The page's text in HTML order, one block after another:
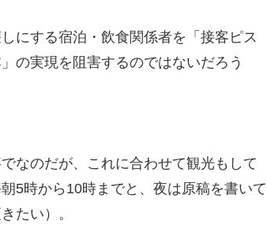
にする宿泊・飲食関係者を「接客ピス
の実現を阻害するのではないだろう
なのだが、これに合わせて観光もして
5時から10時までと、夜は原稿を書いて
たい）。